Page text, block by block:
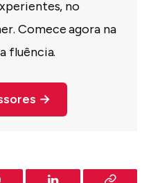
no
Comece agora na
fluência.
→